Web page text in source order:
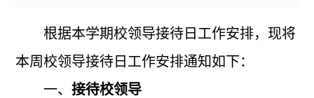
根据本学期校领导接待日工作安排，现将
本周校领导接待日工作安排通知如下：
一、接待校领导